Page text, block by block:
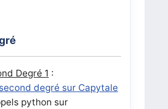
Degré 1 :
degré sur Capytale
python sur